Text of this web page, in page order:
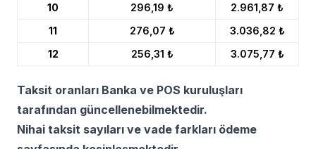
10
296,19 ₺
2.961,87 ₺
11
276,07 ₺
3.036,82 ₺
12
256,31 ₺ 3.075,77 ₺
Taksit oranları Banka ve POS kuruluşları
tarafından güncellenebilmektedir.
Nihai taksit sayıları ve vade farkları ödeme